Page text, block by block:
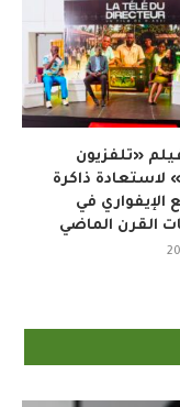
«تلفزيون
لاستعادة ذاكرة
الإيفواري في
القرن الماضي